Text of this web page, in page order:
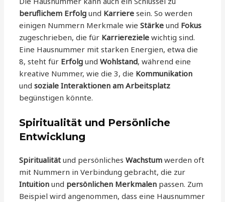
beruflichem Erfolg und Karriere sein. So werden
einigen Nummern Merkmale wieStärke und Fokus
zugeschrieben, die für Karriereziele wichtig sind.
Eine Hausnummer mit starken Energien, etwa die
8, steht für Erfolg undWohlstand, während eine
kreative Nummer, wie die 3, die Kommunikation
undsoziale Interaktionen am Arbeitsplatz
begünstigen könnte.
Spiritualität und Persönliche
Entwicklung
Spiritualität und persönlichesWachstum werden oft
mit Nummern in Verbindung gebracht, die zur
Intuition und persönlichen Merkmalen passen. Zum
Beispiel wird angenommen, dass eine Hausnummer